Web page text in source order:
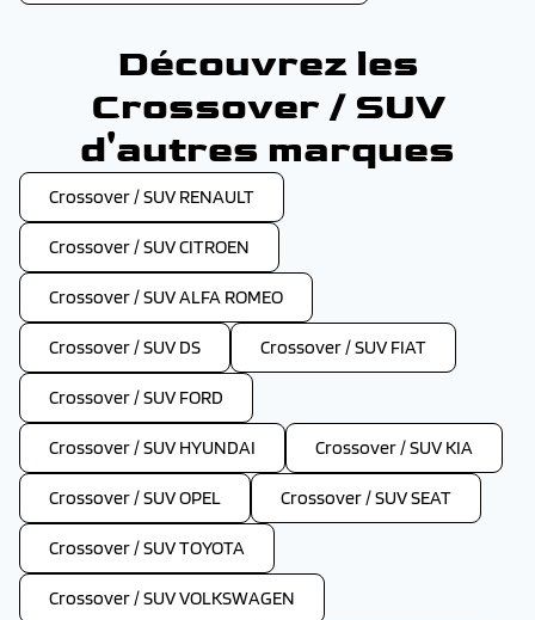
Découvrez les
Crossover / SUV
d'autres marques
Crossover / SUV RENAULT
Crossover / SUV CITROEN
Crossover / SUV ALFA ROMEO
Crossover / SUV DS Crossover / SUV FIAT
Crossover / SUV FORD
Crossover / SUV HYUNDAI Crossover / SUV KIA
Crossover / SUV OPEL Crossover / SUV SEAT
Crossover / SUV TOYOTA
Crossover / SUV VOLKSWAGEN